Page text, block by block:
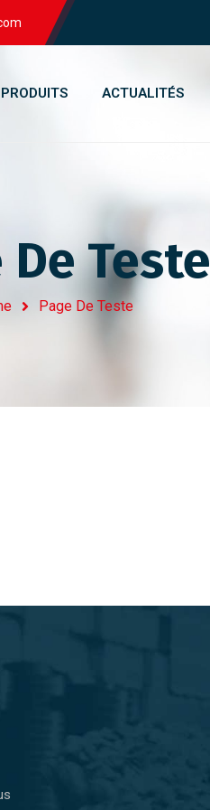
ACTUALITÉS
De Teste
Page De Teste